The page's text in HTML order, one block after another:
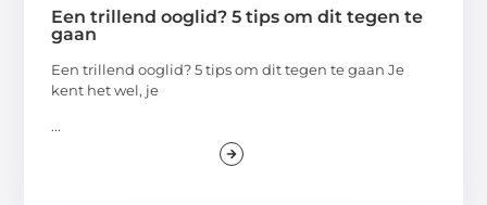
Een trillend ooglid? 5 tips om dit tegen te
gaan
Een trillend ooglid? 5 tips om dit tegen te gaan Je
kent het wel, je
...